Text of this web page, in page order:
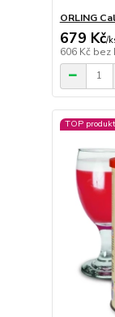
ORLING
679 Kč/
606 Kč bez
TOP produkt